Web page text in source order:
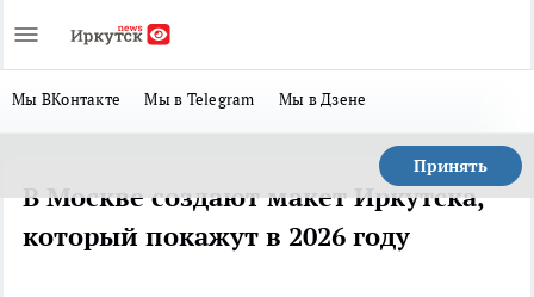
Мы ВКонтакте Мы в Telegram Мы в Дзене
Принять
В Москве создают макет Иркутска,
который покажут в 2026 году